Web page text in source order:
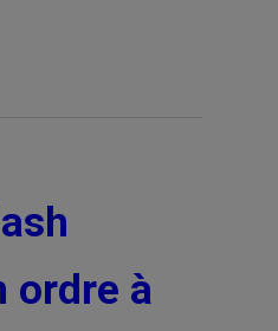
ordre à